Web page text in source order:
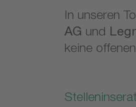
In unseren
AG und
keine